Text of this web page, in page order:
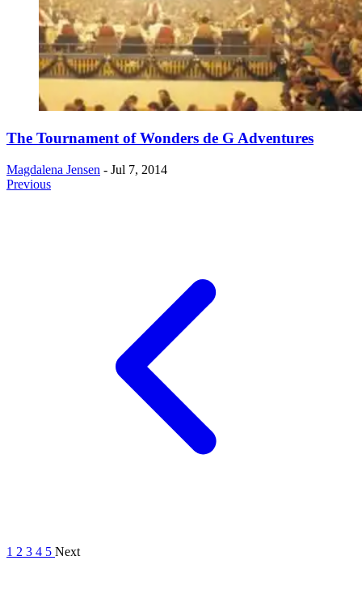
​The Tournament of Wonders de G Adventures
Magdalena Jensen - Jul 7, 2014
Previous
1 2 3 4 5 Next